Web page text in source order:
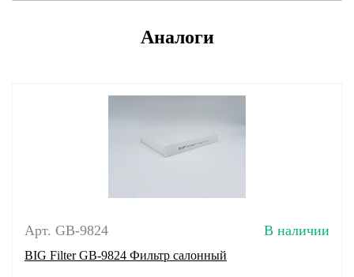
Аналоги
Арт. GB-9824 В наличии
BIG Filter GB-9824 Фильтр салонный